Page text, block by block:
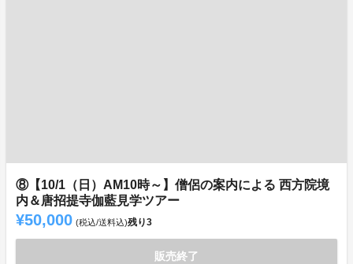
⑧【10/1（日）AM10時～】僧侶の案内による 西方院境
内＆唐招提寺伽藍見学ツアー
¥50,000 (税込/送料込)残り3
販売終了